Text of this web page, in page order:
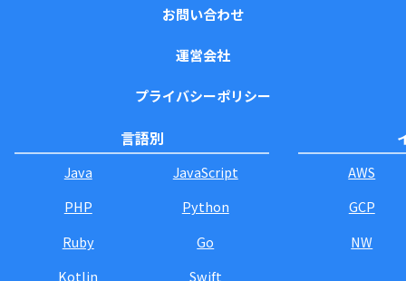
お問い合わせ
運営会社
プライバシーポリシー
言語別
Java
JavaScript
PHP
Python
Ruby
Go
Kotlin
Swift
AWS
GCP
NW